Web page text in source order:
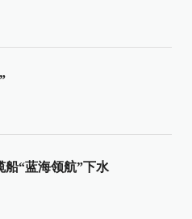
船“蓝海领航”下水